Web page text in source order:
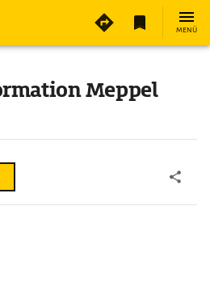
MENÜ
Meppel